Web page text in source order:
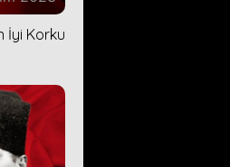
İyi Korku